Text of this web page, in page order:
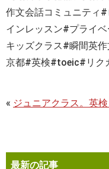
作文会話コミュニティ #
インレッスン#プライ
キッズクラス#瞬間英作
京都#英検#toeic#リク
« ジュニアクラス。英
最新の記事